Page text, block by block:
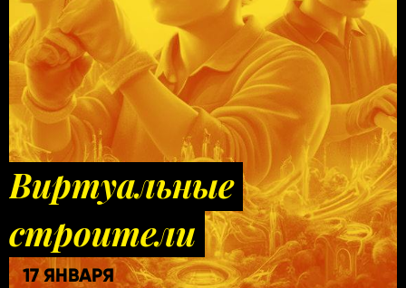
Виртуальные
строители
17 ЯНВАРЯ